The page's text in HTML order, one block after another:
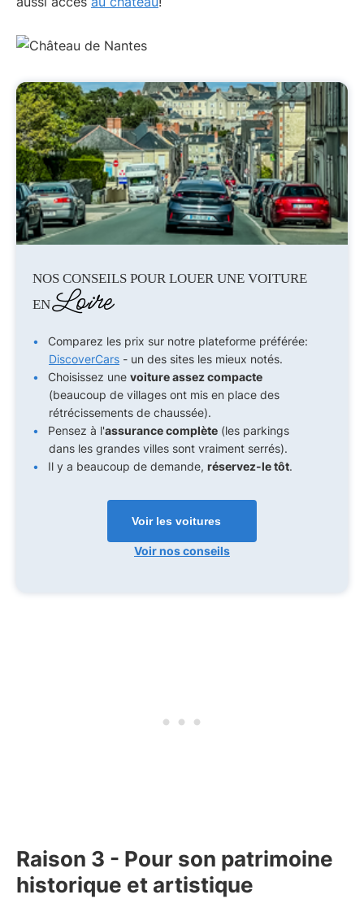
NOS CONSEILS POUR LOUER UNE VOITURE
ENLoire
Comparez les prix sur notre plateforme préférée:
DiscoverCars - un des sites les mieux notés.
Choisissez une voiture assez compacte
(beaucoup de villages ont mis en place des
rétrécissements de chaussée).
Pensez à l'assurance complète (les parkings
dans les grandes villes sont vraiment serrés).
Il y a beaucoup de demande, réservez-le tôt.
Voir les voitures
Voir nos conseils
Raison 3 - Pour son patrimoine
historique et artistique